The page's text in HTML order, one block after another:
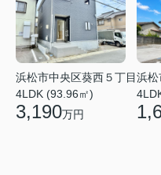
浜松市中央区葵西５丁目
4LDK (93.96㎡)
3,190万円
浜松